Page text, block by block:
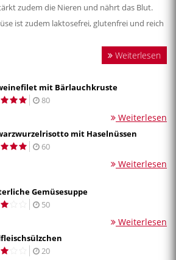
zudem die Nieren und nährt das Blut.
ist zudem laktosefrei, glutenfrei und reich
Weiterlesen
mit Bärlauchkruste
80
Weiterlesen
mit Haselnüssen
60
Weiterlesen
Gemüsesuppe
50
Weiterlesen
20